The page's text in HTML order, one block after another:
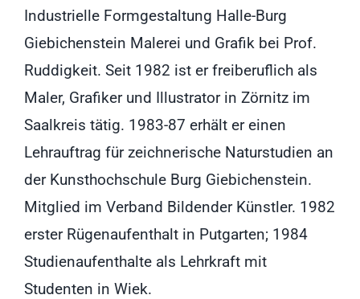
RUGIA Shop NEU
Industrielle Formgestaltung Halle-Burg
Giebichenstein Malerei und Grafik bei Prof.
Ruddigkeit. Seit 1982 ist er freiberuflich als
Maler, Grafiker und Illustrator in Zörnitz im
Saalkreis tätig. 1983-87 erhält er einen
Lehrauftrag für zeichnerische Naturstudien an
der Kunsthochschule Burg Giebichenstein.
Mitglied im Verband Bildender Künstler. 1982
erster Rügenaufenthalt in Putgarten; 1984
Studienaufenthalte als Lehrkraft mit
Studenten in Wiek.